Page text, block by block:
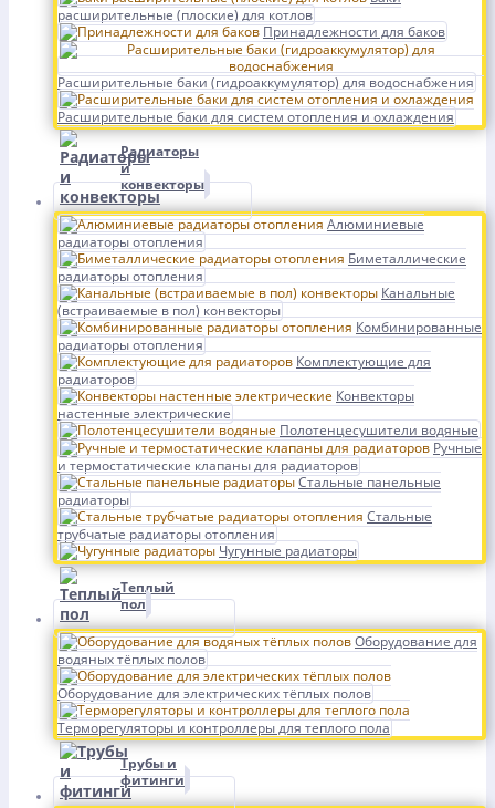
расширительные (плоские) для котлов
Принадлежности для баков
Расширительные баки (гидроаккумулятор) для водоснабжения
Расширительные баки для систем отопления и охлаждения
Радиаторы
и
конвекторы
Алюминиевые
радиаторы отопления
Биметаллические
радиаторы отопления
Канальные
(встраиваемые в пол) конвекторы
Комбинированные
радиаторы отопления
Комплектующие для
радиаторов
Конвекторы
настенные электрические
Полотенцесушители водяные
Ручные
и термостатические клапаны для радиаторов
Стальные панельные
радиаторы
Стальные
трубчатые радиаторы отопления
Чугунные радиаторы
Теплый
пол
Оборудование для
водяных тёплых полов
Оборудование для электрических тёплых полов
Терморегуляторы и контроллеры для теплого пола
Трубы и
фитинги